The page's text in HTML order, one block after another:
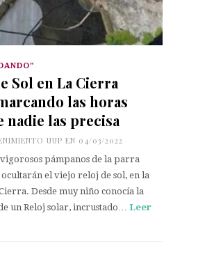
Sol en La Cierra
las horas
nadie las precisa
UUP EN 04/03/2022
pámpanos de la parra
el viejo reloj de sol, en la
Desde muy niño conocía la
un Reloj solar, incrustado… Leer